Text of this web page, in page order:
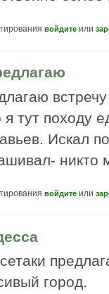
войдите или
я тут походу
Искал
никто
войдите или
город.